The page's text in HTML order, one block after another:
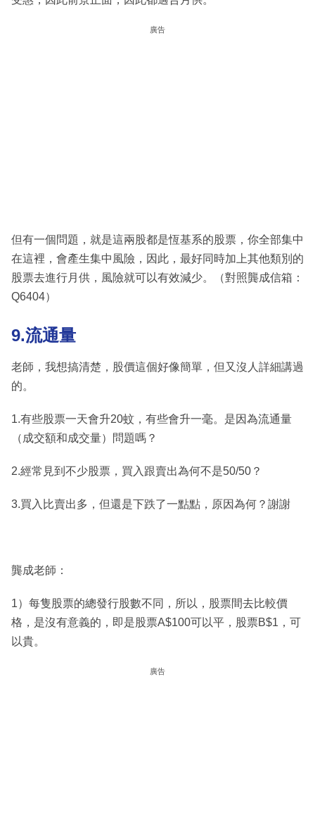
廣告
但有一個問題，就是這兩股都是恆基系的股票，你全部集中
在這裡，會產生集中風險，因此，最好同時加上其他類別的
股票去進行月供，風險就可以有效減少。（對照龔成信箱：
Q6404）
9.流通量
老師，我想搞清楚，股價這個好像簡單，但又沒人詳細講過
的。
1.有些股票一天會升20蚊，有些會升一毫。是因為流通量
（成交額和成交量）問題嗎？
2.經常見到不少股票，買入跟賣出為何不是50/50？
3.買入比賣出多，但還是下跌了一點點，原因為何？謝謝
龔成老師：
1）每隻股票的總發行股數不同，所以，股票間去比較價
格，是沒有意義的，即是股票A$100可以平，股票B$1，可
以貴。
廣告